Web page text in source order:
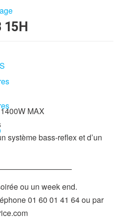
15H
MAX
système bass-reflex et d’un
ou un week end.
01 60 01 41 64 ou par